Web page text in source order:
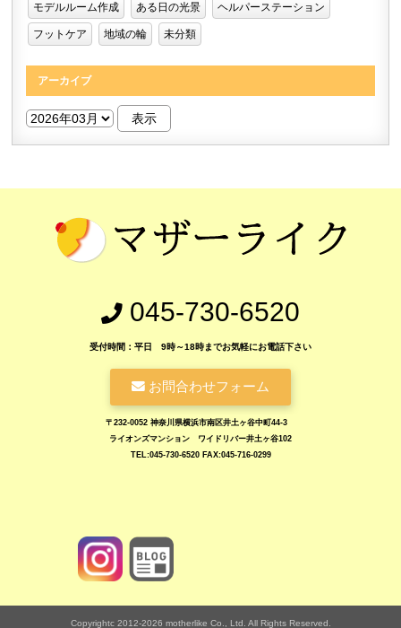
モデルルーム作成 ある日の光景 ヘルパーステーション
フットケア 地域の輪 未分類
アーカイブ
045-730-6520
受付時間：平日 9時～18時までお気軽にお電話下さい
お問合わせフォーム
〒232-0052 神奈川県横浜市南区井土ヶ谷中町44-3
ライオンズマンション ワイドリバー井土ヶ谷102
TEL:045-730-6520 FAX:045-716-0299
Copyrightc 2012-2026 motherlike Co., Ltd. All Rights Reserved.